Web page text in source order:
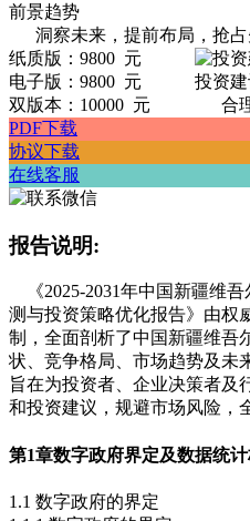
前景趋势
洞察未来，提前布局，抢占
投资
合理
纸质版：9800 元
电子版：9800 元
双版本：10000 元
PDF下载
协议下载
在线客服
报告说明:
《2025-2031年中国新疆维
测与投资策略优化报告》由权
制，全面剖析了中国新疆维吾
状、竞争格局、市场趋势及未
旨在为投资者、企业决策者及
和投资建议，规避市场风险，
第1章数字政府界定及数据统
1.1 数字政府的界定